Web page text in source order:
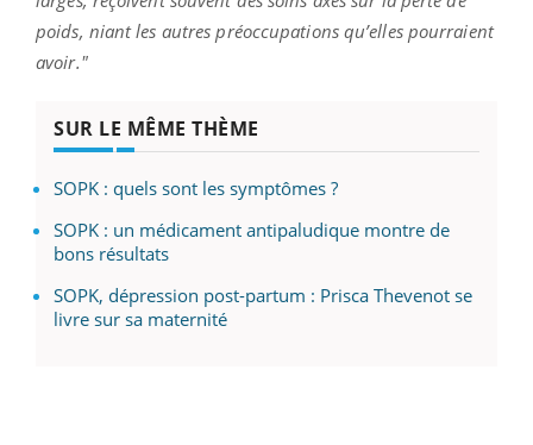
poids, niant les autres préoccupations qu’elles pourraient
avoir."
SUR LE MÊME THÈME
SOPK : quels sont les symptômes ?
SOPK : un médicament antipaludique montre de
bons résultats
SOPK, dépression post-partum : Prisca Thevenot se
livre sur sa maternité